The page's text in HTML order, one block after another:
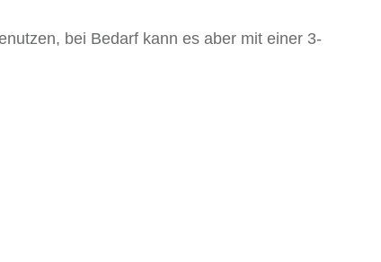
bei Bedarf kann es aber mit einer 3-